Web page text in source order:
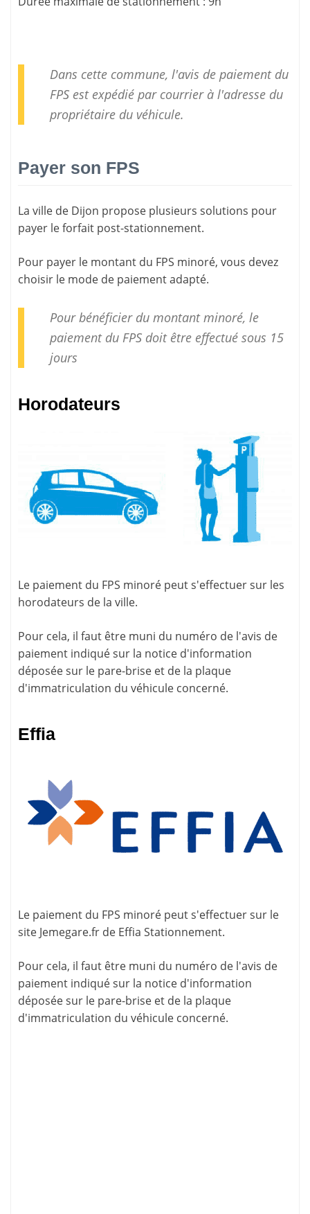
Dans cette commune, l'avis de paiement du
FPS est expédié par courrier à l'adresse du
propriétaire du véhicule.
Payer son FPS
La ville de Dijon propose plusieurs solutions pour
payer le forfait post-stationnement.
Pour payer le montant du FPS minoré, vous devez
choisir le mode de paiement adapté.
Pour bénéficier du montant minoré, le
paiementdu FPS doit être effectué sous 15
jours
Horodateurs
Le paiement du FPS minoré peut s'effectuer sur les
horodateurs de la ville.
Pour cela, il faut être muni du numéro de l'avis de
paiement indiqué sur la notice d'information
déposée sur le pare-brise et de la plaque
d'immatriculation du véhicule concerné.
Effia
Le paiement du FPS minoré peut s'effectuer sur le
site Jemegare.fr de Effia Stationnement.
Pour cela, il faut être muni du numéro de l'avis de
paiement indiqué sur la notice d'information
déposée sur le pare-brise et de la plaque
d'immatriculation du véhicule concerné.